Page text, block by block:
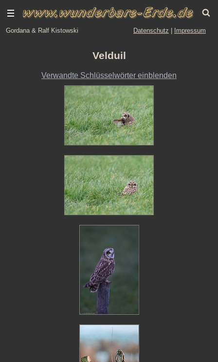
Gordana & Ralf Kistowski Datenschutz Impressum
Velduil
Verwandte Schlüsselwörter einblenden